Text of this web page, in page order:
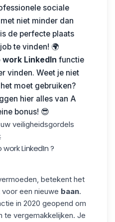
sociale
niet minder dan
de perfecte plaats
te vinden! 🌍
work LinkedIn functie
vinden. Weet je niet
moet gebruiken?
hier alles van A
bonus! 😎
veiligheidsgordels
LinkedIn ?
betekent het
een nieuwe baan.
in 2020 geopend om
te vergemakkelijken. Je